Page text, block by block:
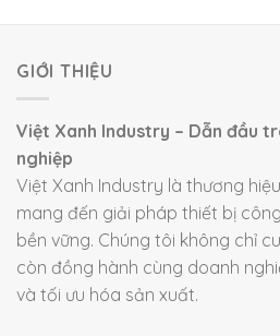
GIỚI THIỆU
Việt Xanh Industry – Dẫn đầu
nghiệp
Việt Xanh Industry là thương
mang đến giải pháp thiết bị
bền vững. Chúng tôi không chỉ
còn đồng hành cùng doanh
và tối ưu hóa sản xuất.